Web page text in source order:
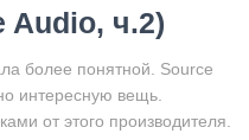
Audio, ч.2)
более понятной. Source
интересную вещь.
от этого производителя.